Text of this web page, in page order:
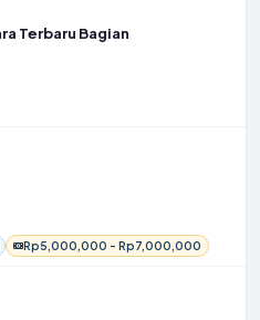
Terbaru Bagian
Rp5,000,000 - Rp7,000,000